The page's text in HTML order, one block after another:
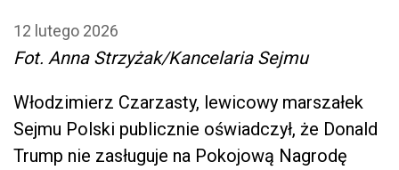
12 lutego 2026
Fot. Anna Strzyżak/Kancelaria Sejmu
Włodzimierz Czarzasty, lewicowy marszałek
Sejmu Polski publicznie oświadczył, że Donald
Trump nie zasługuje na Pokojową Nagrodę